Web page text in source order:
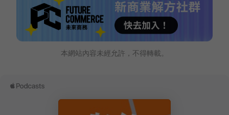
本網站內容未經允許，不得轉載。